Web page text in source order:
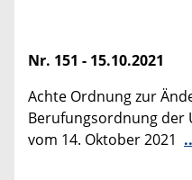
Nr. 151 - 15.10.2021
Achte Ordnung zur
Berufungsordnung der
vom 14. Oktober 2021